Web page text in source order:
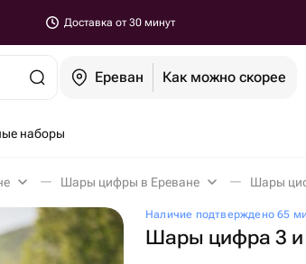
Доставка от 30 минут
Ереван Как можно скорее
наборы
Шары цифры в Ереване Шары
Наличие подтверждено 65
Шары цифра 3 и